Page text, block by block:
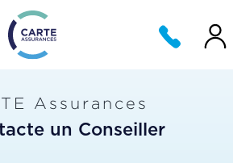
Assurances
un Conseiller